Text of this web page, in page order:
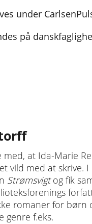
under
på
med, at Ida-Marie
vild med at skrive.
Strømsvigtog fik
romaner for børn
genre f.eks.